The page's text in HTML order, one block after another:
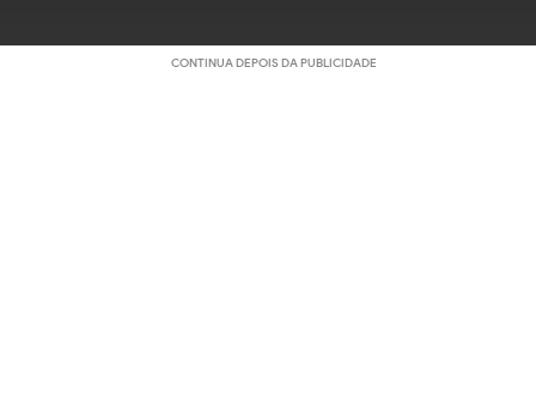
CONTINUA DEPOIS DA PUBLICIDADE